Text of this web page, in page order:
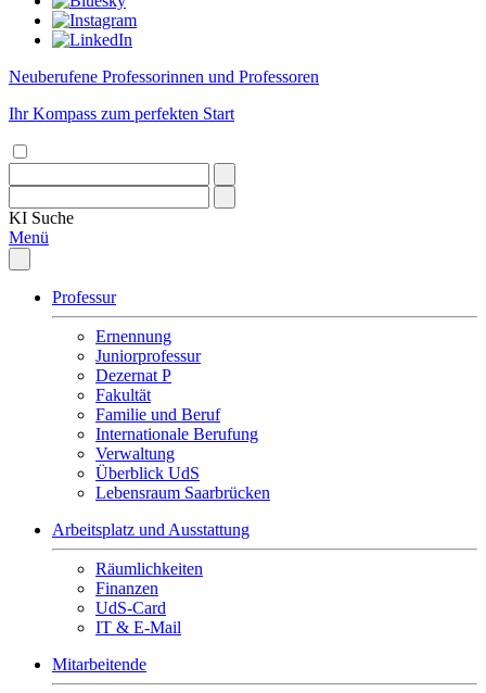
Neuberufene Professorinnen und Professoren
Ihr Kompass zum perfekten Start
KI Suche
Menü
Professur
Ernennung
Juniorprofessur
Dezernat P
Fakultät
Familie und Beruf
Internationale Berufung
Verwaltung
Überblick UdS
Lebensraum Saarbrücken
Arbeitsplatz und Ausstattung
Räumlichkeiten
Finanzen
UdS-Card
IT & E-Mail
Mitarbeitende